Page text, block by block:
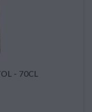
- 70CL